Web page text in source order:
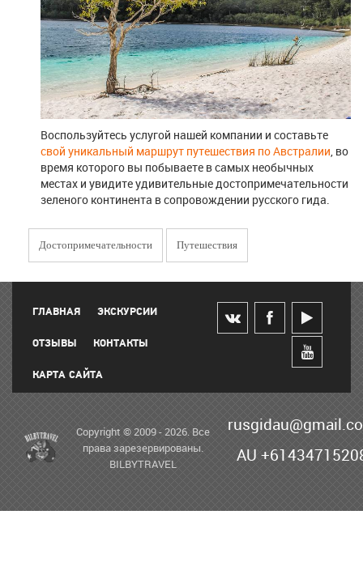
Воспользуйтесь услугой нашей компании и составьте
свой уникальный маршрут путешествия по Австралии , во
время которого вы побываете в самых необычных
местах и увидите удивительные достопримечательности
зеленого континента в сопровождении русского гида.
Достопримечательности Путешествия
ГЛАВНАЯ ЭКСКУРСИИ
ОТЗЫВЫ КОНТАКТЫ
КАРТА САЙТА
Copyright © 2009 - 2026. Все
права зарезервированы.
BILBYTRAVEL
AU